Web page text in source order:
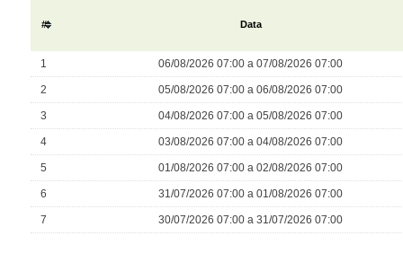
# Data
1 06/08/2026 07:00 a 07/08/2026 07:00
2 05/08/2026 07:00 a 06/08/2026 07:00
3 04/08/2026 07:00 a 05/08/2026 07:00
4 03/08/2026 07:00 a 04/08/2026 07:00
5 01/08/2026 07:00 a 02/08/2026 07:00
6 31/07/2026 07:00 a 01/08/2026 07:00
7 30/07/2026 07:00 a 31/07/2026 07:00